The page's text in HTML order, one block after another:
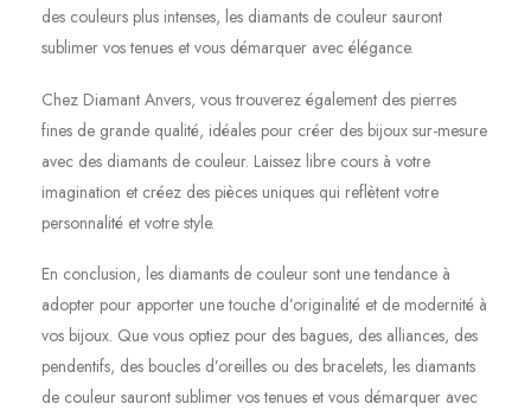
des couleurs plus intenses, les diamants de couleur sauront
sublimer vos tenues et vous démarquer avec élégance.
Chez Diamant Anvers, vous trouverez également des pierres
fines de grande qualité, idéales pour créer des bijoux sur-mesure
avec des diamants de couleur. Laissez libre cours à votre
imagination et créez des pièces uniques qui reflètent votre
personnalité et votre style.
En conclusion, les diamants de couleur sont une tendance à
adopter pour apporter une touche d’originalité et de modernité à
vos bijoux. Que vous optiez pour des bagues, des alliances, des
pendentifs, des boucles d’oreilles ou des bracelets, les diamants
de couleur sauront sublimer vos tenues et vous démarquer avec